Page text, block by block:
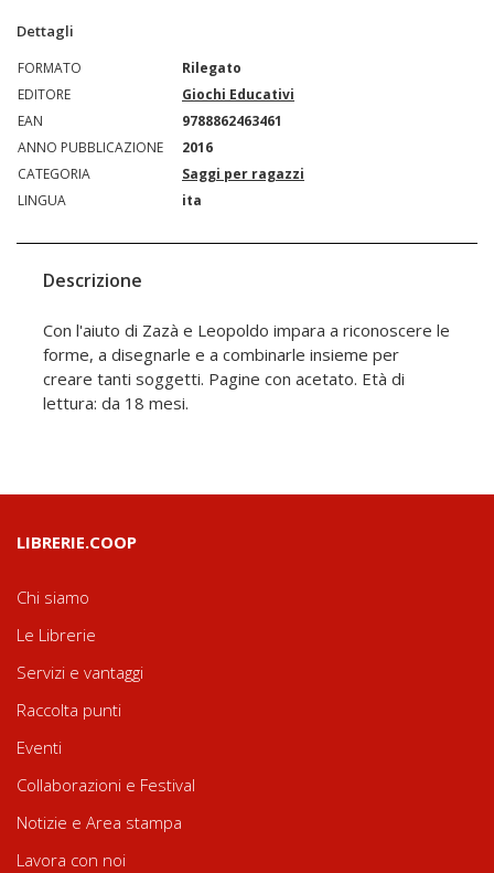
Dettagli
FORMATO
Rilegato
EDITORE
Giochi Educativi
EAN
9788862463461
ANNO PUBBLICAZIONE
2016
CATEGORIA
Saggi per ragazzi
LINGUA
ita
Descrizione
Con l'aiuto di Zazà e Leopoldo impara a riconoscere le
forme, a disegnarle e a combinarle insieme per
creare tanti soggetti. Pagine con acetato. Età di
lettura: da 18 mesi.
LIBRERIE.COOP
Chi siamo
Le Librerie
Servizi e vantaggi
Raccolta punti
Eventi
Collaborazioni e Festival
Notizie e Area stampa
Lavora con noi